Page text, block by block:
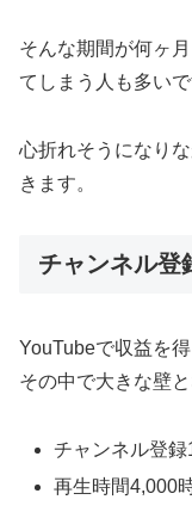
そんな期間が何ヶ
てしまう人も多いで
心折れそうになり
きます。
チャンネル登
YouTubeで収益を
その中で大きな壁
チャンネル登録
再生時間4,000